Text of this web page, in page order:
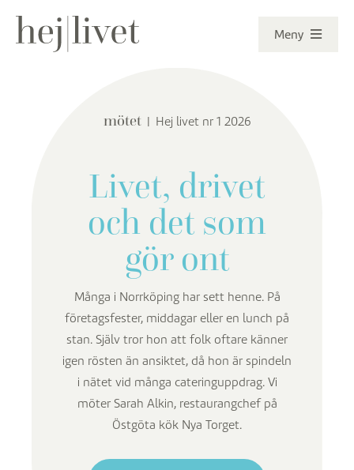
Meny
mötet | Hej livet nr 1 2026
Livet, drivet
och det som
gör ont
Många i Norrköping har sett henne. På
företagsfester, middagar eller en lunch på
stan. Själv tror hon att folk oftare känner
igen rösten än ansiktet, då hon är spindeln
i nätet vid många cateringuppdrag. Vi
möter Sarah Alkin, restaurangchef på
Östgöta kök Nya Torget.